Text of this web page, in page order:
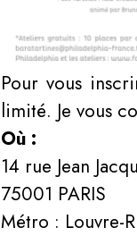
Pour vous
limité. Je vous
Où :
14 rue Jean
75001 PARIS
Métro : Louvre-